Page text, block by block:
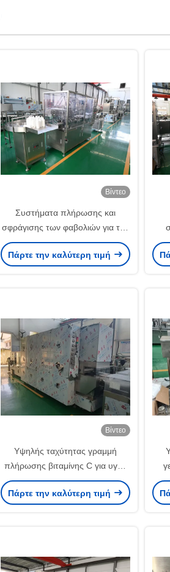
Βίντεο
Συστήματα πλήρωσης και
σφράγισης των φαβολιών για την
παραγωγή διαλύματος
ιντερφερόνης, ρύπανση αζώτου
Πάρτε την καλύτερη τιμή
Βίντεο
Υψηλής ταχύτητας γραμμή
πλήρωσης βιταμίνης C για υγρά
διαλύματα με σύστημα LAF και
συμμόρφωση GMP
Πάρτε την καλύτερη τιμή